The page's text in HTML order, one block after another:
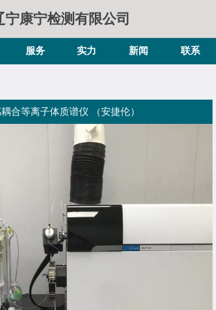
宁康宁检测有限公司
服务 实力 新闻 联系
合等离子体质谱仪 （安捷伦）